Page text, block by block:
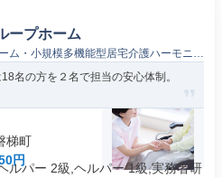
プホーム
・小規模多機能型居宅介護ハーモニー
名の方を２名で担当の安心体制。
梯町
円
ルパー 2級,ヘルパー 1級,実務者研